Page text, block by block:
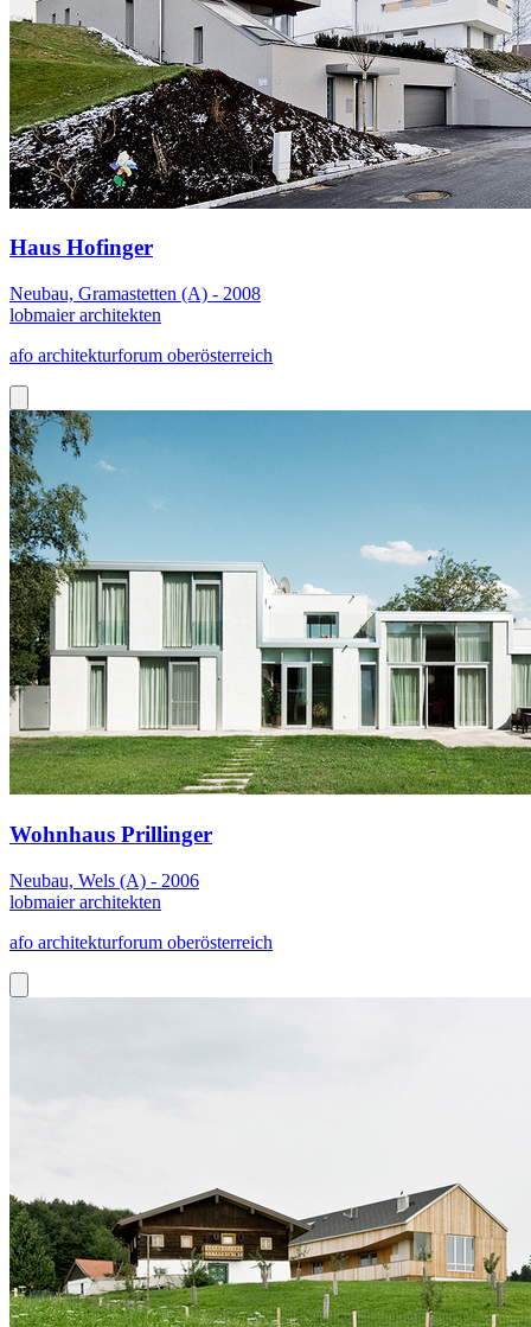
Haus Hofinger
Neubau, Gramastetten (A) - 2008
lobmaier architekten
afo architekturforum oberösterreich
Wohnhaus Prillinger
Neubau, Wels (A) - 2006
lobmaier architekten
afo architekturforum oberösterreich